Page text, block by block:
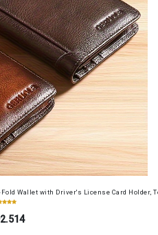
Wallet with Driver's License Card Holder,